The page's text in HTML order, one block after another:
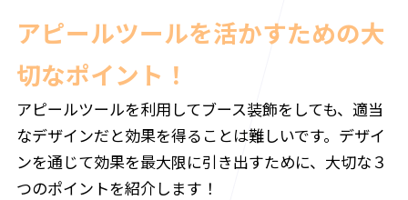
アピールツールを活かすための大
切なポイント！
アピールツールを利用してブース装飾をしても、適当
なデザインだと効果を得ることは難しいです。デザイ
ンを通じて効果を最大限に引き出すために、大切な３
つのポイントを紹介します！